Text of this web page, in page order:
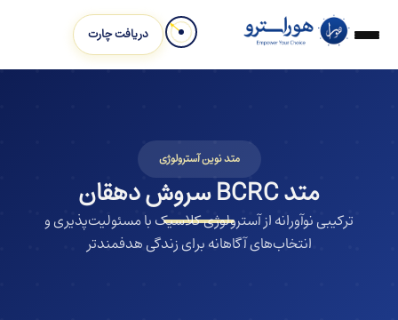
دریافت چارت
متد نوین آسترولوژی
متد BCRC سروش دهقان
ترکیبی نوآورانه از آسترولوژی کلاسیک با مسئولیت‌پذیری و
انتخاب‌های آگاهانه برای زندگی هدفمندتر